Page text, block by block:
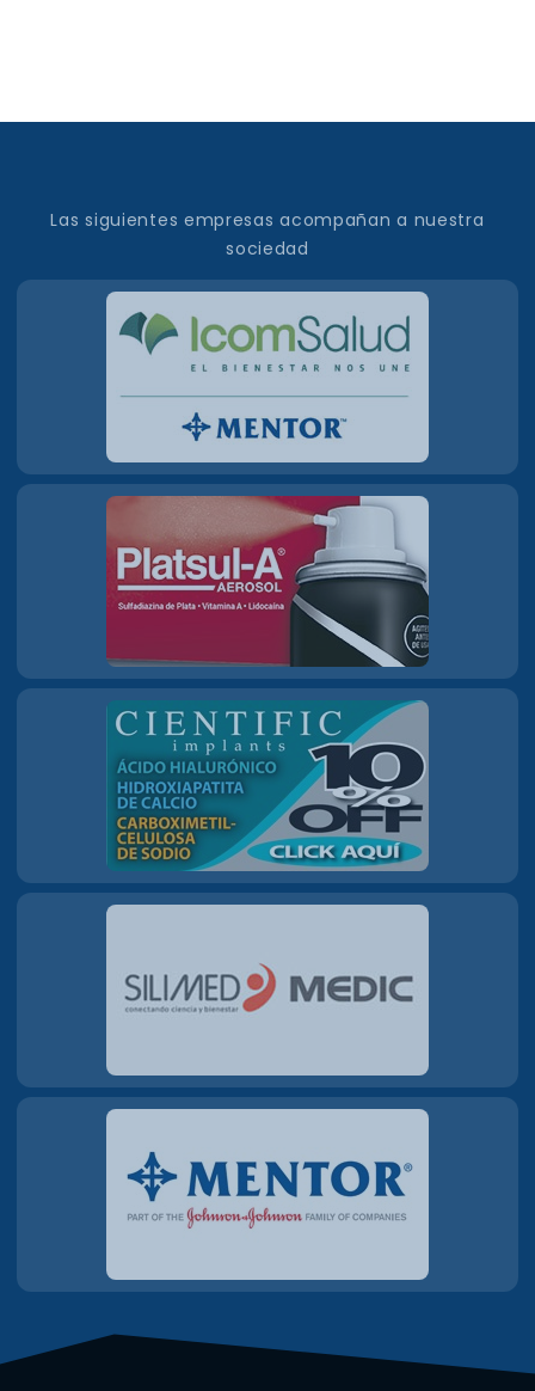
Las siguientes empresas acompañan a nuestra
sociedad